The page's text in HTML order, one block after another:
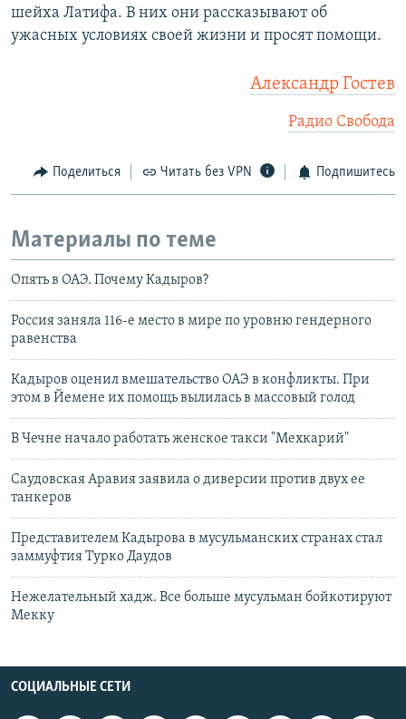
шейха Латифа. В них они рассказывают об
ужасных условиях своей жизни и просят помощи.
Александр Гостев
Радио Свобода
Поделиться Читать без VPN Подпишитесь
Материалы по теме
Опять в ОАЭ. Почему Кадыров?
Россия заняла 116-е место в мире по уровню гендерного
равенства
Кадыров оценил вмешательство ОАЭ в конфликты. При
этом в Йемене их помощь вылилась в массовый голод
В Чечне начало работать женское такси "Мехкарий"
Саудовская Аравия заявила о диверсии против двух ее
танкеров
Представителем Кадырова в мусульманских странах стал
заммуфтия Турко Даудов
Нежелательный хадж. Все больше мусульман бойкотируют
Мекку
СОЦИАЛЬНЫЕ СЕТИ